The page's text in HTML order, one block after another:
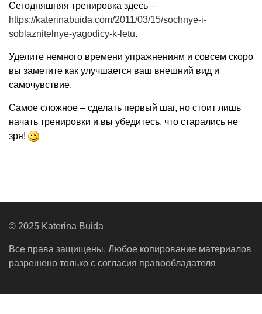
Сегодняшняя тренировка здесь –
https://katerinabuida.com/2011/03/15/sochnye-i-
soblaznitelnye-yagodicy-k-letu.
Уделите немного времени упражнениям и совсем скоро
вы заметите как улучшается ваш внешний вид и
самочувствие.
Самое сложное – сделать первый шаг, но стоит лишь
начать тренировки и вы убедитесь, что старались не
зря!
© 2025 Katerina Buida
Все права защищены. Любое копирование материалов
разрешено только с согласия правообладателя